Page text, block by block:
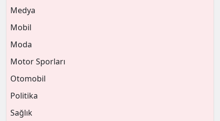
Medya
Mobil
Moda
Motor Sporları
Otomobil
Politika
Sağlık